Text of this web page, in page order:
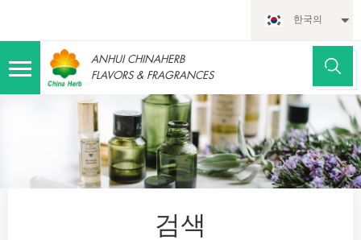
한국의
ANHUI CHINAHERB
FLAVORS & FRAGRANCES
검색